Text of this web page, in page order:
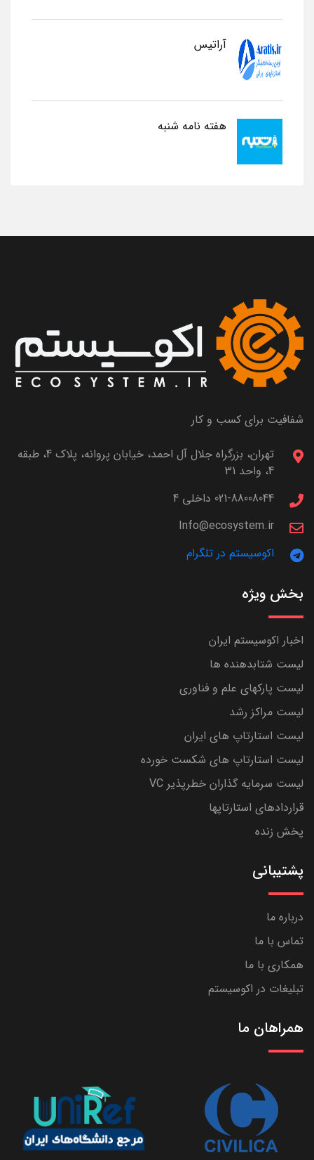
آراتیس
هفته نامه شنبه
شفافیت برای کسب و کار
تهران، بزرگراه جلال آل احمد، خیابان پروانه، پلاک 4، طبقه
4، واحد 31
021-88008044 داخلی 4
Info@ecosystem.ir
اکوسیستم در تلگرام
بخش ویژه
اخبار اکوسیستم ایران
لیست شتابدهنده ها
لیست پارکهای علم و فناوری
لیست مراکز رشد
لیست استارتاپ های ایران
لیست استارتاپ های شکست خورده
لیست سرمایه گذاران خطرپذیر VC
قراردادهای استارتاپها
پخش زنده
پشتیبانی
درباره ما
تماس با ما
همکاری با ما
تبلیغات در اکوسیستم
همراهان ما